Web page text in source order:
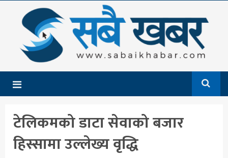
गृहपृष्ठ
समाचार
राजनीति
देश
आर्थिक
अन्तर्राष्ट्रिय
टेलिकमको डाटा सेवाको बजार
हिस्सामा उल्लेख्य वृद्धि